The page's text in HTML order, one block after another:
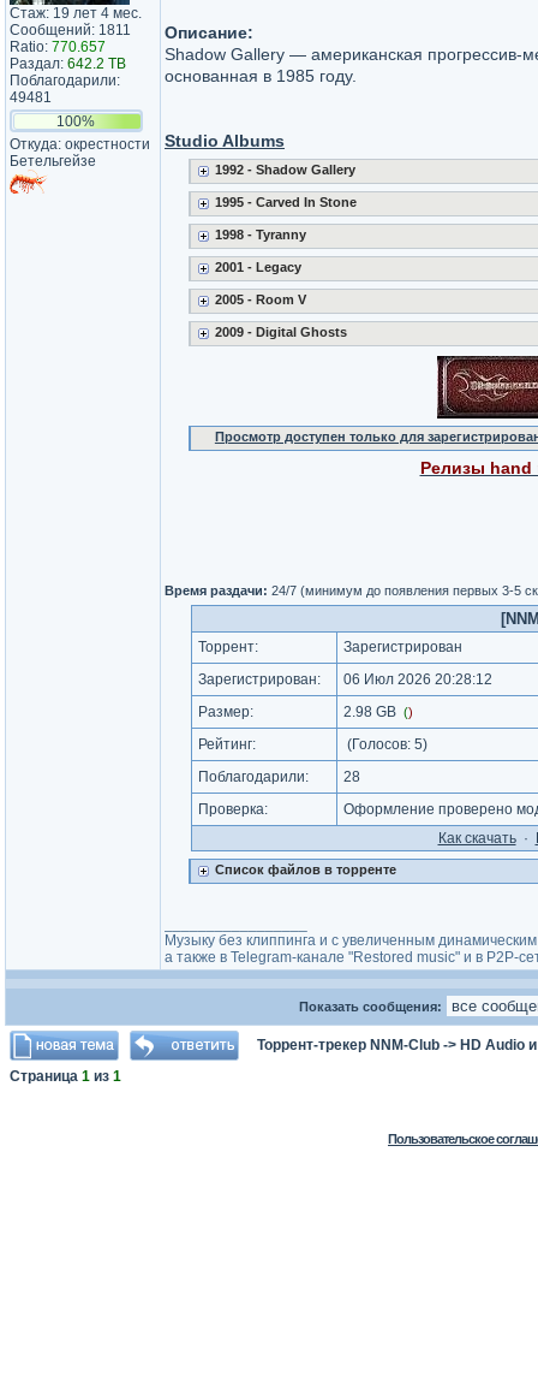
Стаж: 19 лет 4 мес.
Сообщений: 1811
Ratio: 770.657
Раздал: 642.2 TB
Поблагодарили:
49481
100%
Откуда: окрестности
Бетельгейзе
Описание:
Shadow Gallery — американская прогрессив-
основанная в 1985 году.
Studio Albums
1992 - Shadow Gallery
1995 - Carved In Stone
1998 - Tyranny
2001 - Legacy
2005 - Room V
2009 - Digital Ghosts
Просмотр доступен только для
Релизы hand
Время раздачи: 24/7 (минимум до появления первых 3-5
Торрент:
Зарегистрирован
Зарегистрирован:
06 Июл 2026 20:28:12
Размер:
2.98 GB ()
Рейтинг: (Голосов: 5)
Поблагодарили:
28
Проверка:
Оформление проверено
Как cкачать·
Список файлов в торренте
Музыку без клиппинга и с увеличенным
а также в Telegram-канале "Restored music" и в P2P-
Показать сообщения:
Торрент-трекер NNM-Club -> HD Audio
Страница 1 из 1
Пользовательское